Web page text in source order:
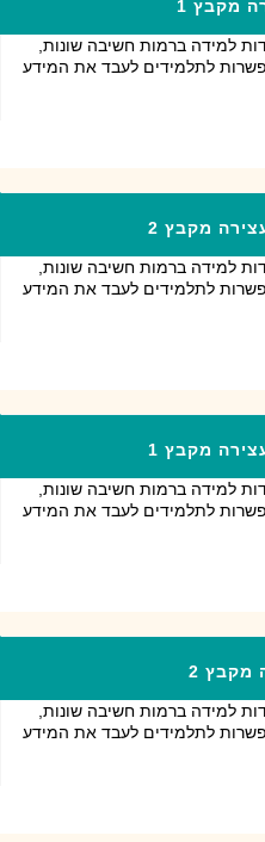
מקבץ 1
למידה ברמות חשיבה שונות,
לתלמידים לעבד את המידע
מקבץ 2
למידה ברמות חשיבה שונות,
לתלמידים לעבד את המידע
מקבץ 1
למידה ברמות חשיבה שונות,
לתלמידים לעבד את המידע
2
למידה ברמות חשיבה שונות,
לתלמידים לעבד את המידע